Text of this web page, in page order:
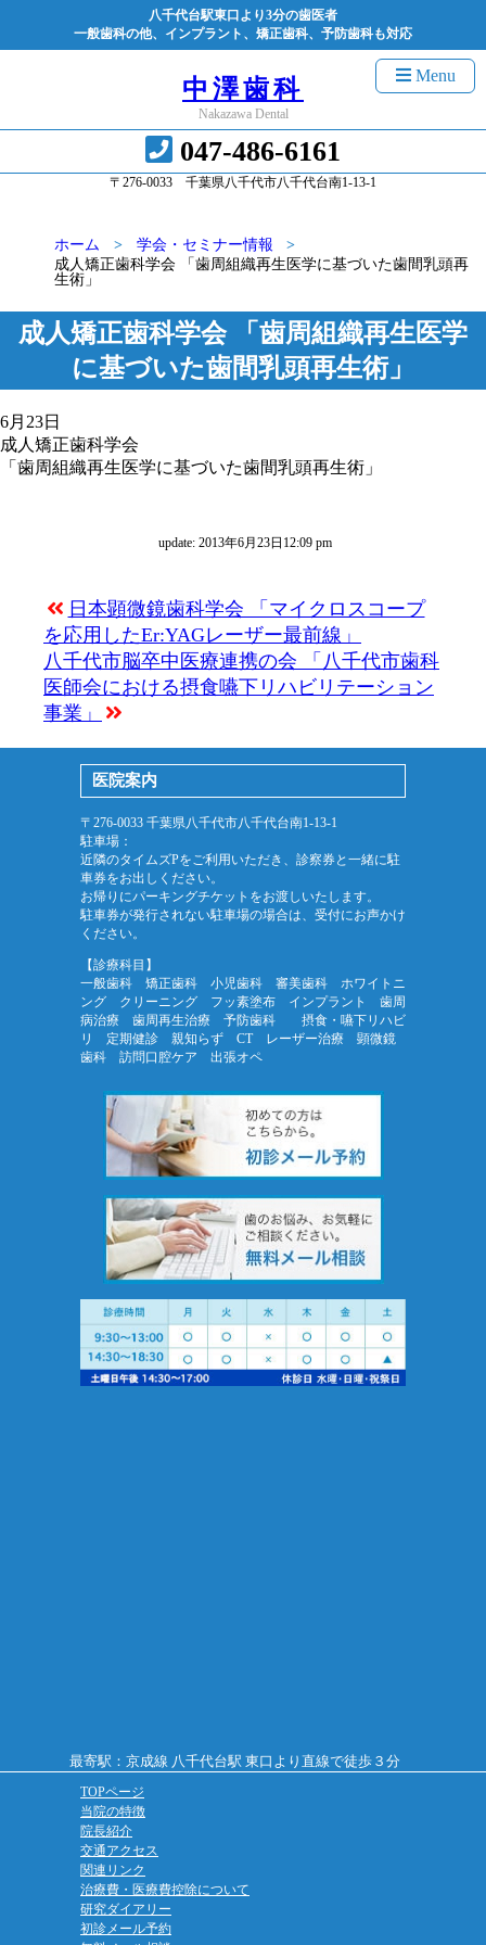
八千代台駅東口より3分の歯医者
一般歯科の他、インプラント、矯正歯科、予防歯科も対応
Menu
中澤歯科
Nakazawa Dental
047-486-6161
〒276-0033 千葉県八千代市八千代台南1-13-1
ホーム
学会・セミナー情報
成人矯正歯科学会 「歯周組織再生医学に基づいた歯間乳頭再
生術」
成人矯正歯科学会 「歯周組織再生医学
に基づいた歯間乳頭再生術」
6月23日
成人矯正歯科学会
「歯周組織再生医学に基づいた歯間乳頭再生術」
update: 2013年6月23日12:09 pm
日本顕微鏡歯科学会 「マイクロスコープ
を応用したEr:YAGレーザー最前線」
八千代市脳卒中医療連携の会 「八千代市歯科
医師会における摂食嚥下リハビリテーション
事業」
医院案内
〒276-0033 千葉県八千代市八千代台南1-13-1
駐車場：
近隣のタイムズPをご利用いただき、診察券と一緒に駐
車券をお出しください。
お帰りにパーキングチケットをお渡しいたします。
駐車券が発行されない駐車場の場合は、受付にお声かけ
ください。
【診療科目】
一般歯科 矯正歯科 小児歯科 審美歯科 ホワイトニ
ング クリーニング フッ素塗布 インプラント 歯周
病治療 歯周再生治療 予防歯科 摂食・嚥下リハビ
リ 定期健診 親知らず CT レーザー治療 顕微鏡
歯科 訪問口腔ケア 出張オペ
最寄駅：京成線 八千代台駅 東口より直線で徒歩３分
TOPページ
当院の特徴
院長紹介
交通アクセス
関連リンク
治療費・医療費控除について
研究ダイアリー
初診メール予約